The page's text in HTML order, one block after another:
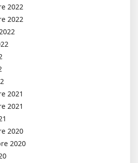
2022
2022
2021
2021
2020
2020